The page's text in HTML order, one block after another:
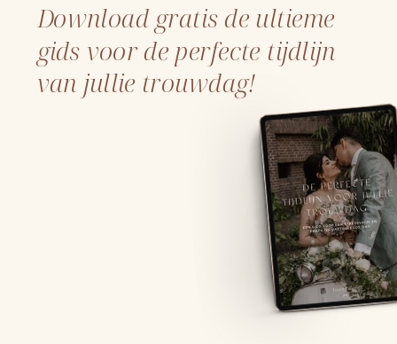
Download gratis de ultieme
gids voor de perfecte tijdlijn
van jullie trouwdag!